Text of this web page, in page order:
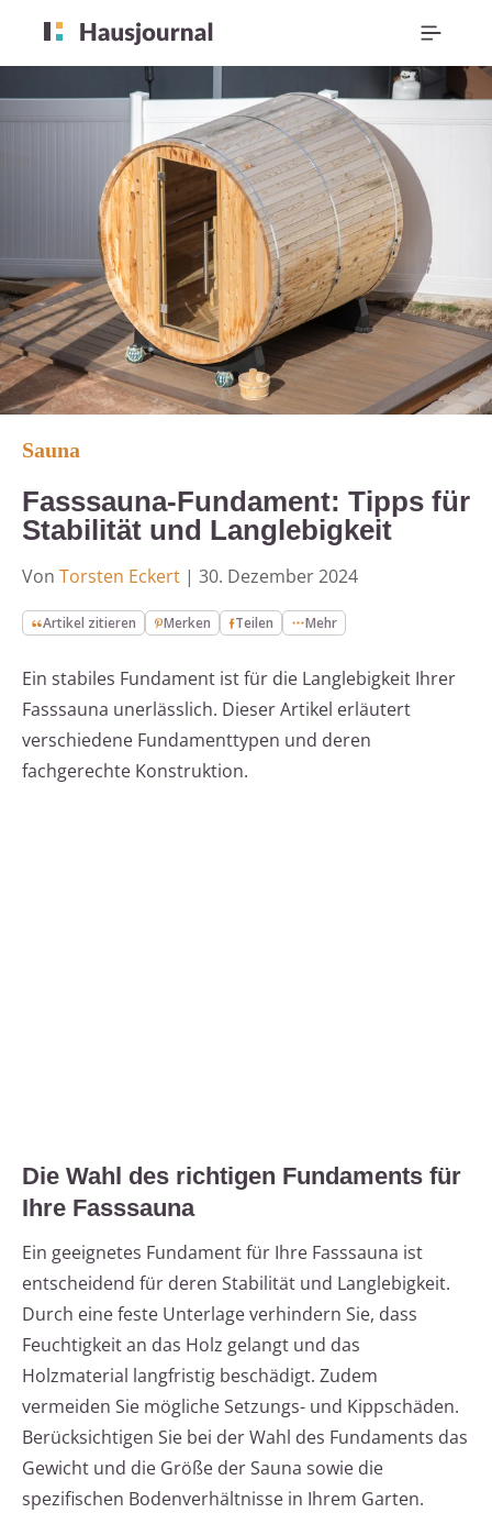
Sauna
Fasssauna-Fundament: Tipps für
Stabilität und Langlebigkeit
Von Torsten Eckert | 30. Dezember 2024
Artikel zitieren Merken Teilen Mehr
Ein stabiles Fundament ist für die Langlebigkeit Ihrer
Fasssauna unerlässlich. Dieser Artikel erläutert
verschiedene Fundamenttypen und deren
fachgerechte Konstruktion.
Die Wahl des richtigen Fundaments für
Ihre Fasssauna
Ein geeignetes Fundament für Ihre Fasssauna ist
entscheidend für deren Stabilität und Langlebigkeit.
Durch eine feste Unterlage verhindern Sie, dass
Feuchtigkeit an das Holz gelangt und das
Holzmaterial langfristig beschädigt. Zudem
vermeiden Sie mögliche Setzungs- und Kippschäden.
Berücksichtigen Sie bei der Wahl des Fundaments das
Gewicht und die Größe der Sauna sowie die
spezifischen Bodenverhältnisse in Ihrem Garten.